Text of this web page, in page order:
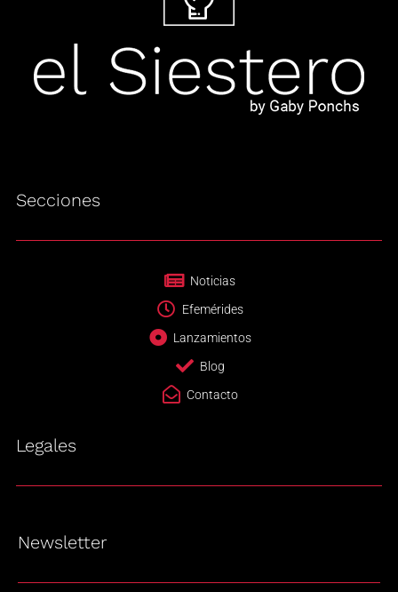
Secciones
Noticias
Efemérides
Lanzamientos
Blog
Contacto
Legales
Newsletter